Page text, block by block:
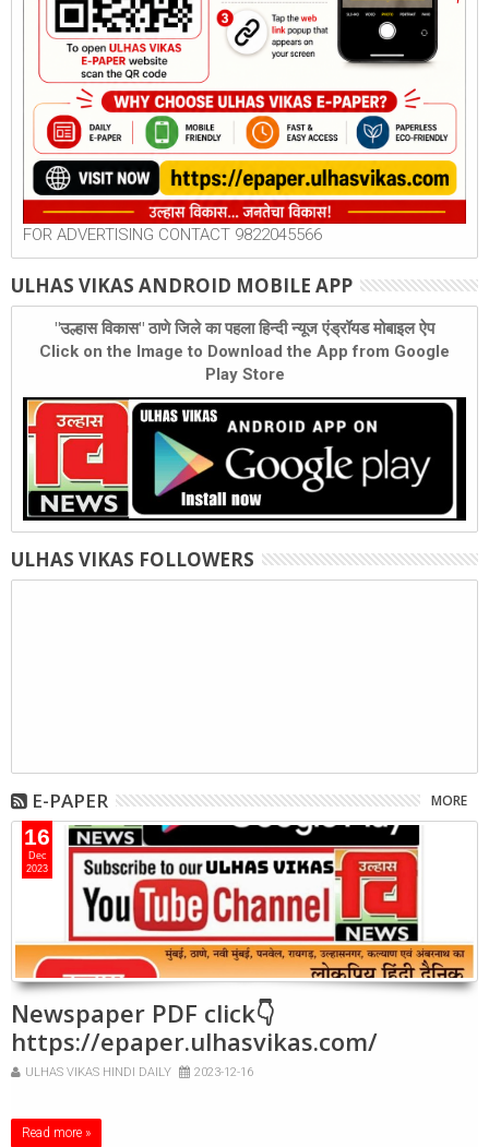
FOR ADVERTISING CONTACT 9822045566
ULHAS VIKAS ANDROID MOBILE APP
"उल्हास विकास" ठाणे जिले का पहला हिन्दी न्यूज एंड्रॉयड मोबाइल ऐप
Click on the Image to Download the App from Google
Play Store
ULHAS VIKAS FOLLOWERS
E-PAPER MORE
16
Dec
2023
Newspaper PDF click👇
https://epaper.ulhasvikas.com/
ULHAS VIKAS HINDI DAILY 2023-12-16
Read more »